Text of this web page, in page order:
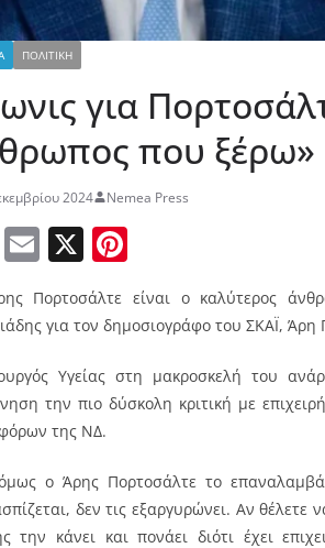
ΠΟΛΙΤΙΚΗ
για
που ξέρω»
2024 Nemea Press
F
o
E
ai
l
X
nt
er
st
Πορτοσάλτε είναι ο καλύτερος
για τον δημοσιογράφο του ΣΚΑΪ, Άρη
Υγείας στη μακροσκελή του
την πιο δύσκολη κριτική με
της ΝΔ.
ο Άρης Πορτοσάλτε το
δεν τις εξαργυρώνει. Αν θέλετε
την κάνει και πονάει διότι έχει